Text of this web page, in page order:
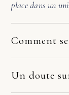
place dans un
Comment
européens. Le
Un doute